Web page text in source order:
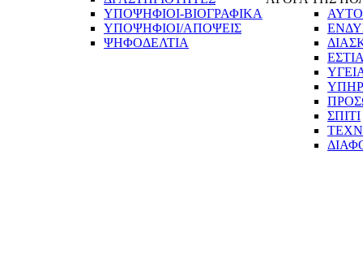
ΥΠΟΨΗΦΙΟΙ-ΒΙΟΓΡΑΦΙΚΑ
ΥΠΟΨΗΦΙΟΙ/ΑΠΟΨΕΙΣ
ΨΗΦΟΔΕΛΤΙΑ
ΣΠΙΤΙ